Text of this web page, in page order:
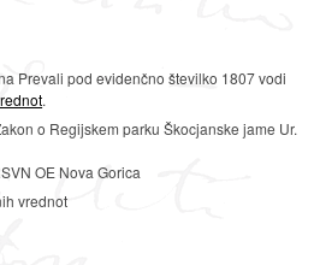
Prevali pod evidenčno številko 1807 vodi
.
o Regijskem parku Škocjanske jame Ur.
OE Nova Gorica
vrednot